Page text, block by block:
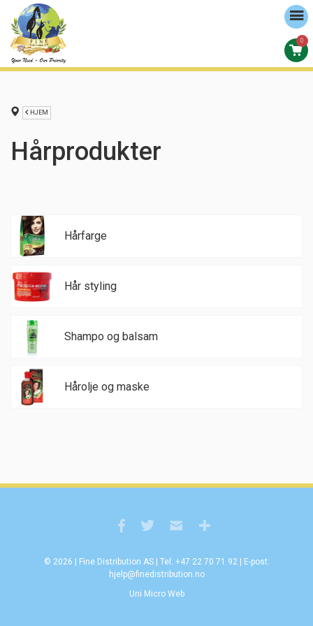
0
HJEM
Hårprodukter
Hårfarge
Hår styling
Shampo og balsam
Hårolje og maske
© 2026 | Fine Distribution AS | Tel: +47 22 70 71 92 | E-post:
hjelp@finedistribution.no
Uni Micro Web